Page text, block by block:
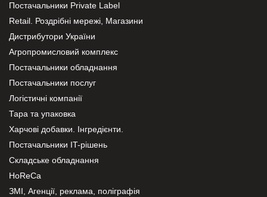
Постачальники Private Label
Retail. Роздрібні мережі, Магазини
Дистрибутори України
Агропромисловий комплекс
Постачальники обладнання
Постачальники послуг
Логістичні компанії
Тара та упаковка
Харчові добавки. Інгредієнти.
Постачальники IT-рішень
Складське обладнання
HoReCa
ЗМІ, Агенції, реклама, поліграфія